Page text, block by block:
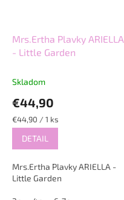
Mrs.Ertha Plavky ARIELLA
- Little Garden
Skladom
€44,90
Jednotková
cena:
€44,90 / 1 ks
DETAIL
Mrs.Ertha Plavky ARIELLA -
Little Garden